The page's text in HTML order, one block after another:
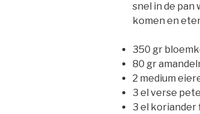
snel in de
komen en
350 gr
80 gr
2 medium
3 el verse
3 el koriander